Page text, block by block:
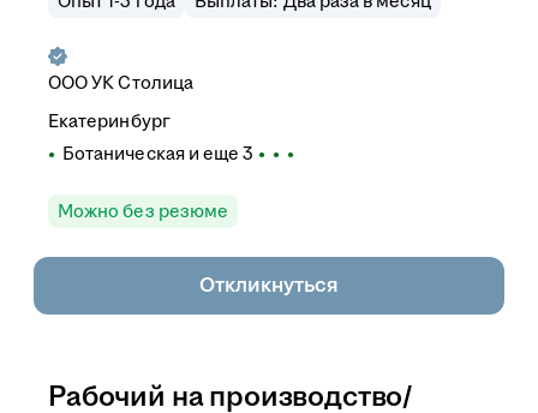
ОООУК Столица
Екатеринбург
Ботаническая и еще 3
Можно без резюме
Откликнуться
Рабочий на производство/